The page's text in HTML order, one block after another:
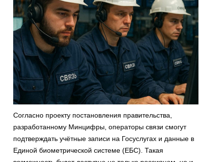
Согласно проекту постановления правительства,
разработанному Минцифры, операторы связи смогут
подтверждать учётные записи на Госуслугах и данные в
Единой биометрической системе (ЕБС). Такая